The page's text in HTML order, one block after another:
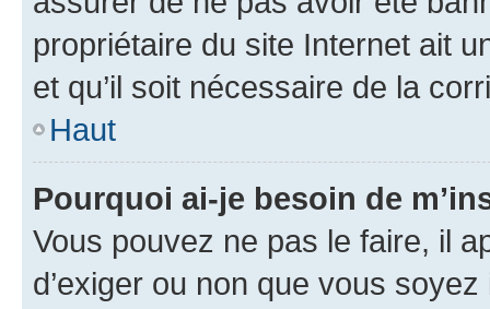
propriétaire du site Internet ait
et qu’il soit nécessaire de la
Haut
Pourquoi ai-je besoin de
Vous pouvez ne pas le faire, il
d’exiger ou non que vous